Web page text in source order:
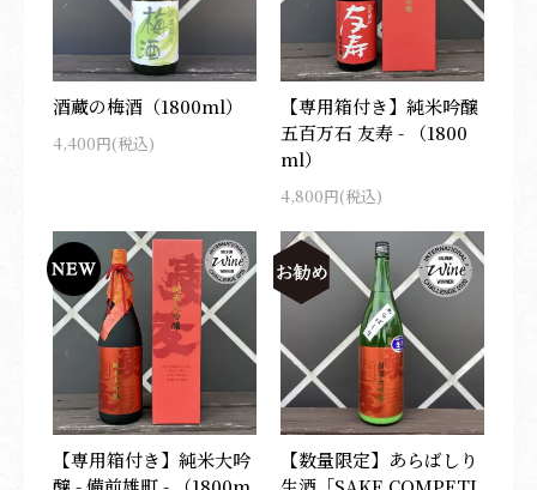
酒蔵の梅酒（1800ml）
4,400円(税込)
【専用箱付き】純米吟醸
五百万石 友寿 - （1800
ml）
4,800円(税込)
【専用箱付き】純米大吟
【数量限定】あらばしり